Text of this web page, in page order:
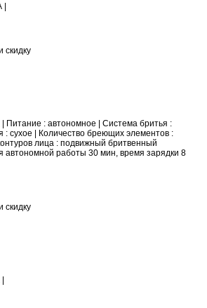
|
скидку
Питание : автономное | Система бритья :
: сухое | Количество бреющих элементов :
лица : подвижный бритвенный
автономной работы 30 мин, время зарядки 8
скидку